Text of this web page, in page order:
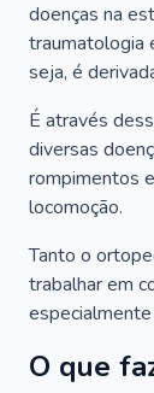
doenças na
traumatologia
seja, é
É através
diversas
rompimentos
locomoção.
Tanto o
trabalhar em
O que